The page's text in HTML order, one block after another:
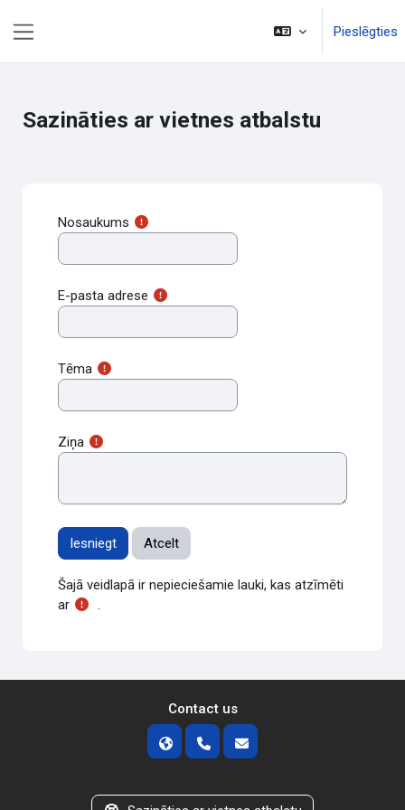
Pieslēgties
Sazināties ar vietnes atbalstu
Nosaukums
E-pasta adrese
Tēma
Ziņa
Šajā veidlapā ir nepieciešamie lauki, kas atzīmēti
ar
.
Contact us